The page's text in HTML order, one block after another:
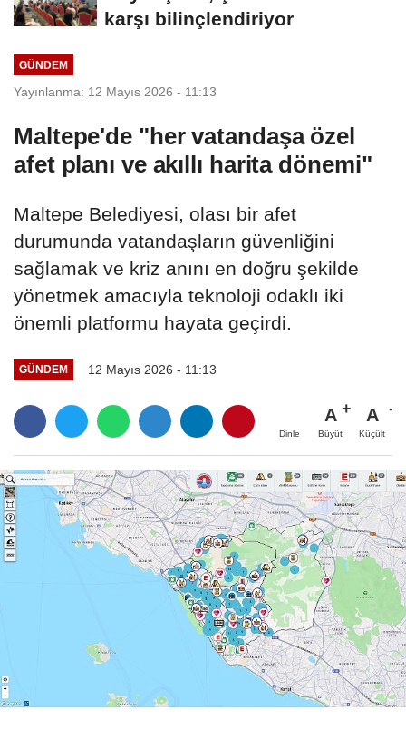
karşı bilinçlendiriyor
GÜNDEM
Yayınlanma: 12 Mayıs 2026 - 11:13
Maltepe'de "her vatandaşa özel
afet planı ve akıllı harita dönemi"
Maltepe Belediyesi, olası bir afet
durumunda vatandaşların güvenliğini
sağlamak ve kriz anını en doğru şekilde
yönetmek amacıyla teknoloji odaklı iki
önemli platformu hayata geçirdi.
GÜNDEM 12 Mayıs 2026 - 11:13
Dinle
A
Büyüt
A
Küçült